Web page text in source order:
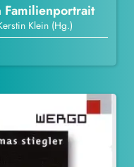
Klein (Hg.)